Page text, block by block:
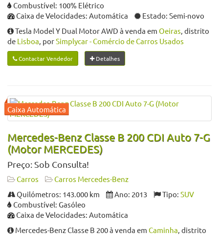
Combustível: 100% Elétrico
Caixa de Velocidades: Automática
Estado: Semi-novo
Tesla Model Y Dual Motor AWD à venda em Oeiras, distrito
de Lisboa, porSimplycar - Comércio de Carros Usados
Contactar Vendedor Detalhes
Mercedes-Benz Classe B 200 CDI Auto 7-G
(Motor MERCEDES)
Preço: Sob Consulta!
Carros
Carros Mercedes-Benz
Quilómetros: 143.000 km
Ano: 2013 Tipo: SUV
Combustível: Gasóleo
Caixa de Velocidades: Automática
Mercedes-Benz Classe B 200 à venda em Caminha, distrito